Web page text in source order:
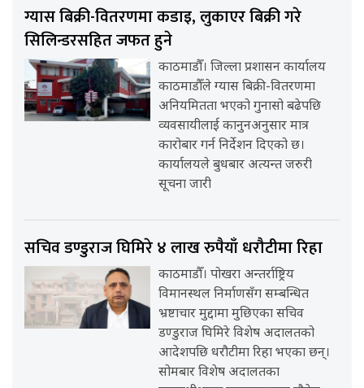
ग्यास बिक्री-वितरणमा कडाइ, लुकाएर बिक्री गरे
सिलिन्डरसहित जफत हुने
काठमाडौँ। जिल्ला प्रशासन कार्यालय
काठमाडौँले ग्यास बिक्री-वितरणमा
अनियमितता भएको गुनासो बढेपछि
व्यवसायीलाई कानुनअनुसार मात्र
कारोबार गर्न निर्देशन दिएको छ।
कार्यालयले बुधबार अत्यन्त जरुरी
सूचना जारी
सचिव डण्डुराज घिमिरे ४ लाख रुपैयाँ धरौटीमा रिहा
काठमाडौँ। पोखरा अन्तर्राष्ट्रिय
विमानस्थल निर्माणसँग सम्बन्धित
भ्रष्टाचार मुद्दामा मुछिएका सचिव
डण्डुराज घिमिरे विशेष अदालतको
आदेशपछि धरौटीमा रिहा भएका छन्।
सोमबार विशेष अदालतका